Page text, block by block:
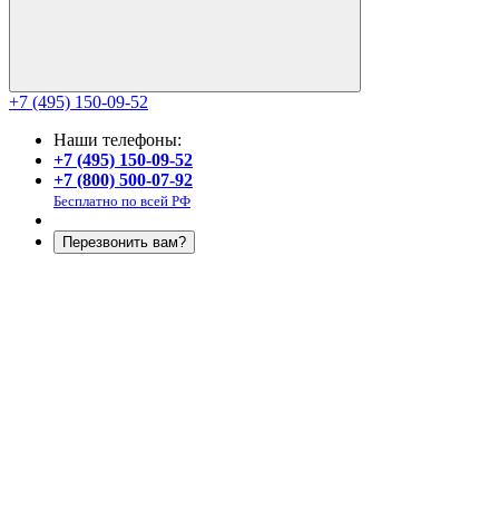
+7 (495) 150-09-52
Наши телефоны:
+7 (495) 150-09-52
+7 (800) 500-07-92
Бесплатно по всей РФ
Перезвонить вам?